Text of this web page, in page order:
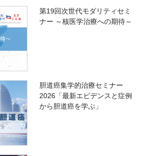
第19回次世代モダリティセミ
ナー ～核医学治療への期待～
胆道癌集学的治療セミナー
2026「最新エビデンスと症例
から胆道癌を学ぶ」